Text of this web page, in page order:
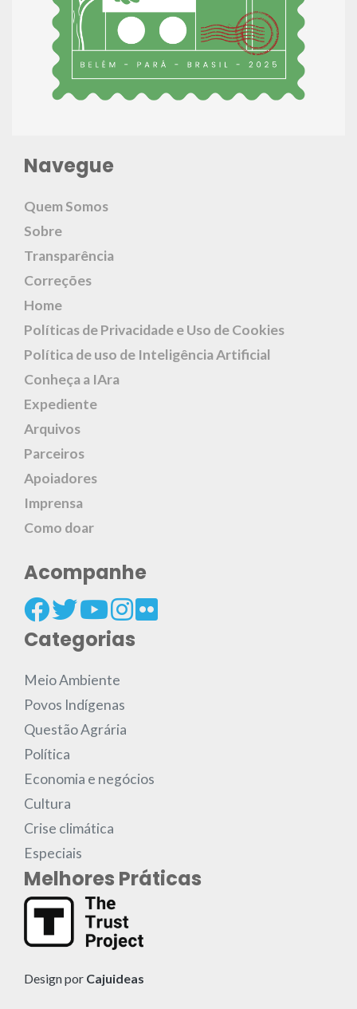
Navegue
Quem Somos
Sobre
Transparência
Correções
Home
Políticas de Privacidade e Uso de Cookies
Política de uso de Inteligência Artificial
Conheça a IAra
Expediente
Arquivos
Parceiros
Apoiadores
Imprensa
Como doar
Acompanhe
Categorias
Meio Ambiente
Povos Indígenas
Questão Agrária
Política
Economia e negócios
Cultura
Crise climática
Especiais
Melhores Práticas
Design por Cajuideas